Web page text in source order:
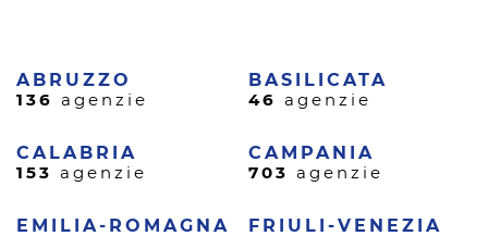
ABRUZZO
136 agenzie
BASILICATA
46 agenzie
CALABRIA
153 agenzie
CAMPANIA
703 agenzie
EMILIA-ROMAGNA
FRIULI-VENEZIA